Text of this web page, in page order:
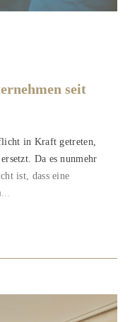
seit
in Kraft getreten,
Da es nunmehr
ist, dass eine